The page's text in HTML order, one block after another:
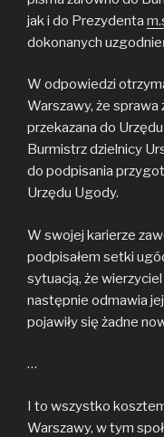
jak i do Prezydenta
dokonanych
W odpowiedzi
Warszawy, że
przekazana do
Burmistrz dzielnicy
do podpisania
Urzędu Ugody.
W swojej karierze
podpisałem setki
sytuacją, że
następnie odmawia
pojawiły się żadne
…
I to wszystko
Warszawy, w tym